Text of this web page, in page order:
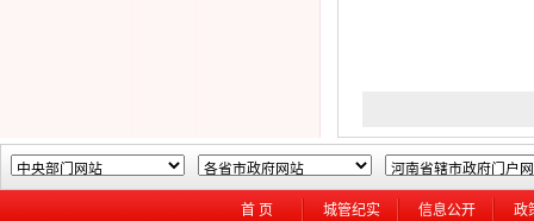
首 页 城管纪实 信息公开 政